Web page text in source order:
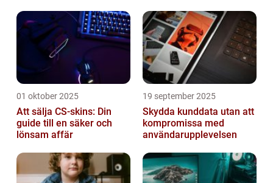
01 oktober 2025
Att sälja CS-skins: Din
guide till en säker och
lönsam affär
19 september 2025
Skydda kunddata utan att
kompromissa med
användarupplevelsen